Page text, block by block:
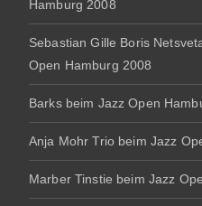
Hamburg 2008
Sebastian Gille Boris
Open Hamburg 2008
Barks beim Jazz Open
Anja Mohr Trio beim Jazz
Marber Tinstie beim Jazz